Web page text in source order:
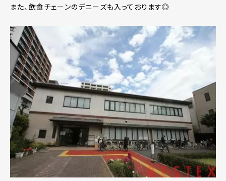
また、飲食チェーンのデニーズも入っております◎